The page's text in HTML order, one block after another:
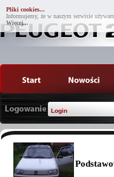
Pliki cookies...
Informujemy, że w naszym serwisie
Więcej...